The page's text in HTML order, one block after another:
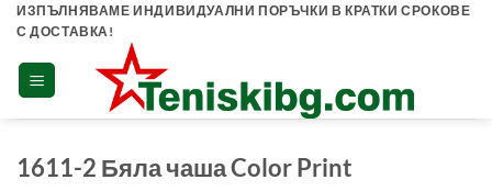
Skip
content
ИЗПЪЛНЯВАМЕ ИНДИВИДУАЛНИ ПОРЪЧКИ В КРАТКИ СРОКОВЕ
С ДОСТАВКА!
1611-2 Бяла чаша Color Print